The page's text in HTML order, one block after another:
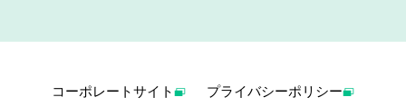
コーポレートサイト プライバシーポリシー